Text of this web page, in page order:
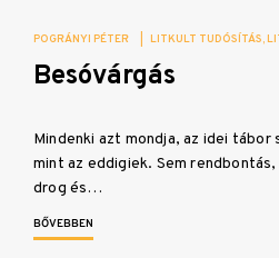
POGRÁNYI PÉTER LITKULT TUDÓSÍTÁS
Besóvárgás
Mindenki azt mondja, az idei tábor
mint az eddigiek. Sem
drog és…
BŐVEBBEN